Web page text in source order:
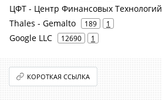
ЦФТ - Центр Финансовых Технологий
Thales - Gemalto 189 1
Google LLC 12690 1
КОРОТКАЯ ССЫЛКА